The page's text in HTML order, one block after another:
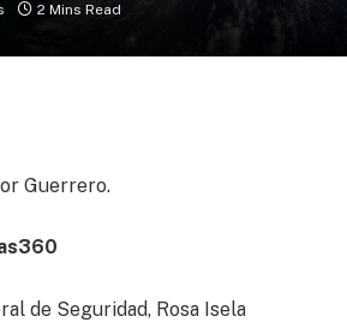
2 Mins Read
Guerrero.
de Seguridad, Rosa Isela